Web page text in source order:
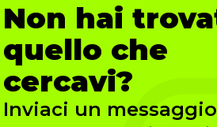
Non hai
quello che
cercavi?
Inviaci un